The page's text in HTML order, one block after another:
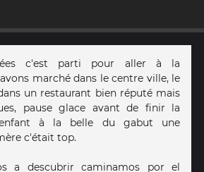
c'est parti pour aller à la
marché dans le centre ville, le
un restaurant bien réputé mais
pause glace avant de finir la
à la belle du gabut une
c'était top.
a descubrir caminamos por el